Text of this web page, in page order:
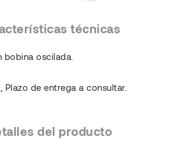
técnicas
bobina oscilada.
Plazo de entrega a consultar.
del producto